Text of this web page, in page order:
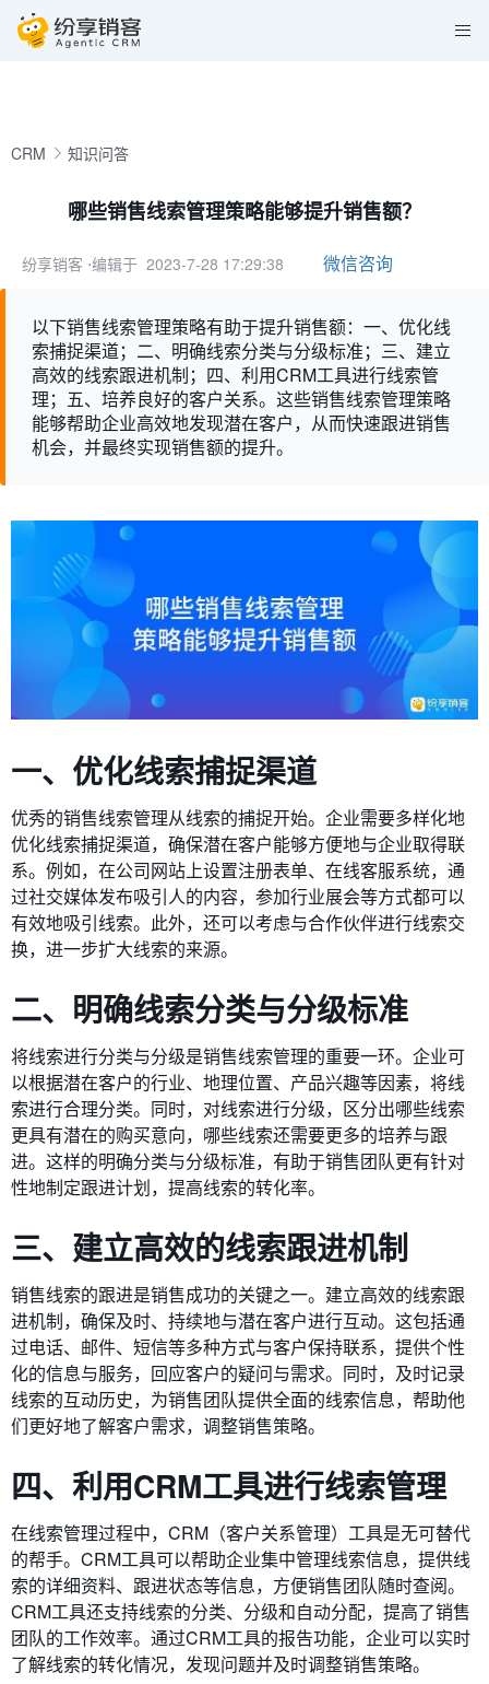
CRM 知识问答
哪些销售线索管理策略能够提升销售额？
纷享销客 ⋅编辑于 2023-7-28 17:29:38 微信咨询
以下销售线索管理策略有助于提升销售额：一、优化线
索捕捉渠道；二、明确线索分类与分级标准；三、建立
高效的线索跟进机制；四、利用CRM工具进行线索管
理；五、培养良好的客户关系。这些销售线索管理策略
能够帮助企业高效地发现潜在客户，从而快速跟进销售
机会，并最终实现销售额的提升。
一、优化线索捕捉渠道
优秀的销售线索管理从线索的捕捉开始。企业需要多样化地
优化线索捕捉渠道，确保潜在客户能够方便地与企业取得联
系。例如，在公司网站上设置注册表单、在线客服系统，通
过社交媒体发布吸引人的内容，参加行业展会等方式都可以
有效地吸引线索。此外，还可以考虑与合作伙伴进行线索交
换，进一步扩大线索的来源。
二、明确线索分类与分级标准
将线索进行分类与分级是销售线索管理的重要一环。企业可
以根据潜在客户的行业、地理位置、产品兴趣等因素，将线
索进行合理分类。同时，对线索进行分级，区分出哪些线索
更具有潜在的购买意向，哪些线索还需要更多的培养与跟
进。这样的明确分类与分级标准，有助于销售团队更有针对
性地制定跟进计划，提高线索的转化率。
三、建立高效的线索跟进机制
销售线索的跟进是销售成功的关键之一。建立高效的线索跟
进机制，确保及时、持续地与潜在客户进行互动。这包括通
过电话、邮件、短信等多种方式与客户保持联系，提供个性
化的信息与服务，回应客户的疑问与需求。同时，及时记录
线索的互动历史，为销售团队提供全面的线索信息，帮助他
们更好地了解客户需求，调整销售策略。
四、利用CRM工具进行线索管理
在线索管理过程中，CRM（客户关系管理）工具是无可替代
的帮手。CRM工具可以帮助企业集中管理线索信息，提供线
索的详细资料、跟进状态等信息，方便销售团队随时查阅。
CRM工具还支持线索的分类、分级和自动分配，提高了销售
团队的工作效率。通过CRM工具的报告功能，企业可以实时
了解线索的转化情况，发现问题并及时调整销售策略。